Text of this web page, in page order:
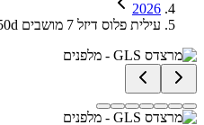
2026
GLS350d עילית פלוס דיזל 7 מושבים